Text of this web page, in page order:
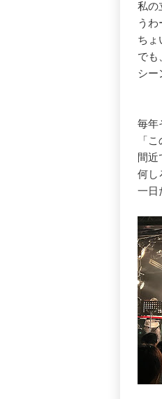
私の
うわ
ちょ
でも
シー
毎年
「
間近
何し
一日